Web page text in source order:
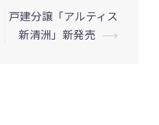
戸建分譲「アルティス
新清洲」新発売 ⟶